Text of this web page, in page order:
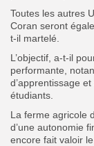
Toutes les autres
Coran seront
t-il martelé.
L’objectif, a-t-il
performante,
d’apprentissage
étudiants.
La ferme agricole
d’une autonomie
encore fait valoir